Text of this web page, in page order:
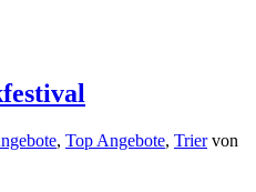
, Top Angebote, Trier von